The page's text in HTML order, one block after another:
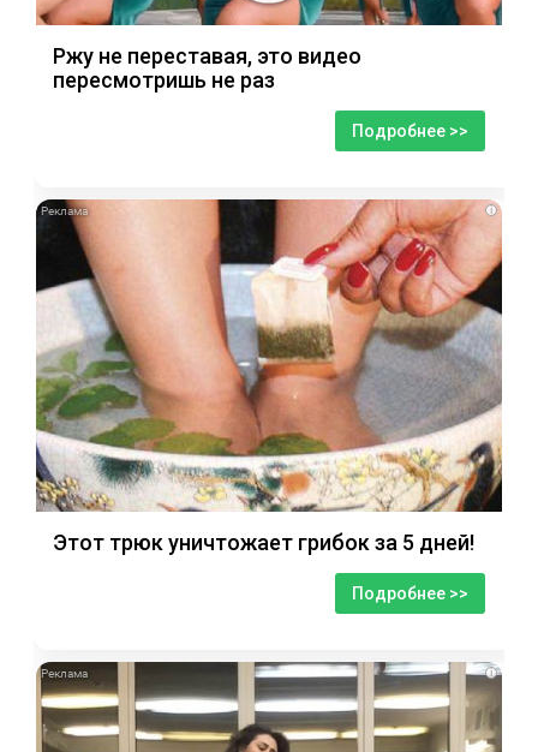
Ржу не переставая, это видео
пересмотришь не раз
Подробнее >>
i
Этот трюк уничтожает грибок за 5 дней!
Подробнее >>
i